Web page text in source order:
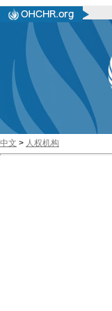
中文 > 人权机构